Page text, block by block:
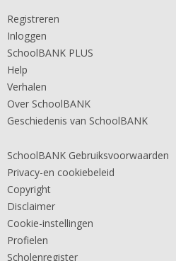
Registreren
Inloggen
SchoolBANK PLUS
Help
Verhalen
Over SchoolBANK
Geschiedenis van SchoolBANK
SchoolBANK Gebruiksvoorwaarden
Privacy-en cookiebeleid
Copyright
Disclaimer
Cookie-instellingen
Profielen
Scholenregister